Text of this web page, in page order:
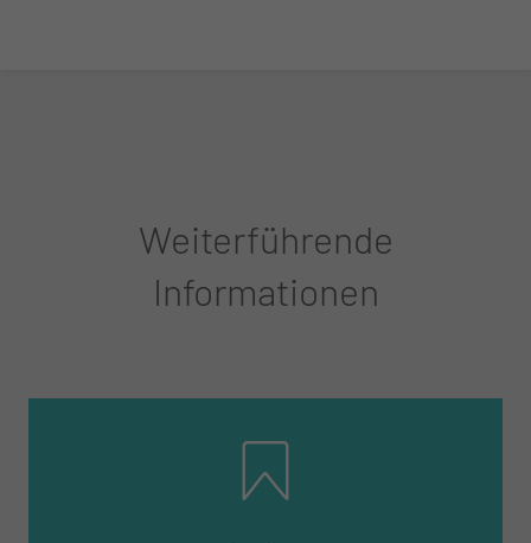
Weiterführende
Informationen